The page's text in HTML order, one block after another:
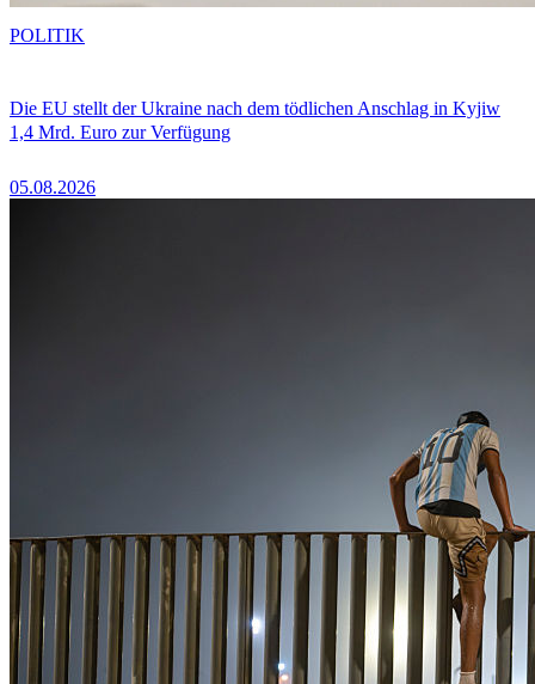
Die EU stellt der Ukraine nach dem tödlichen Anschlag in Kyjiw
1,4 Mrd. Euro zur Verfügung
05.08.2026
POLITIK